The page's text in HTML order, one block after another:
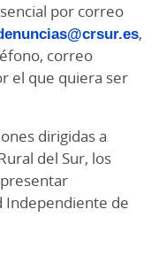
por correo
,
correo
el que quiera ser
dirigidas a
del Sur, los
Independiente de